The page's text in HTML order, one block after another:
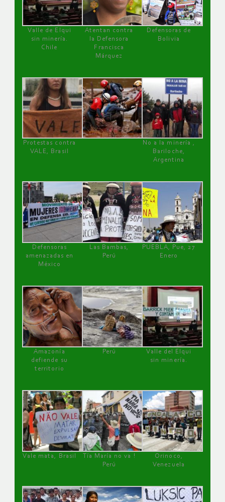
Valle de Elqui
sin minería.
Chile
Atentan contra
la Defensora
Francisca
Márquez
Defensoras de
Bolivia
Protestas contra
VALE, Brasil
No a la minería ,
Bariloche,
Argentina
Defensoras
amenazadas en
México
Las Bambas,
Perú
PUEBLA, Pue, 27
Enero
Amazonía
defiende su
territorio
Perú
Valle del Elqui
sin minería.
Vale mata, Brasil
Tía María no va !
Perú
Orinoco,
Venezuela